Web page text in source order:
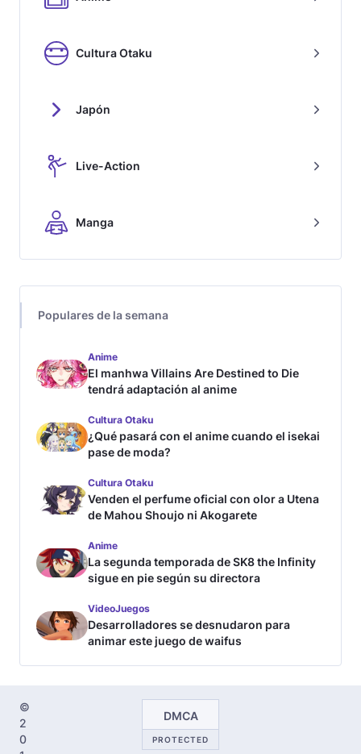
Cultura Otaku
Japón
Live-Action
Manga
Populares de la semana
Anime
El manhwa Villains Are Destined to Die
tendrá adaptación al anime
Cultura Otaku
¿Qué pasará con el anime cuando el isekai
pase de moda?
Cultura Otaku
Venden el perfume oficial con olor a Utena
de Mahou Shoujo ni Akogarete
Anime
La segunda temporada de SK8 the Infinity
sigue en pie según su directora
VideoJuegos
Desarrolladores se desnudaron para
animar este juego de waifus
©
2
0
DMCA
PROTECTED